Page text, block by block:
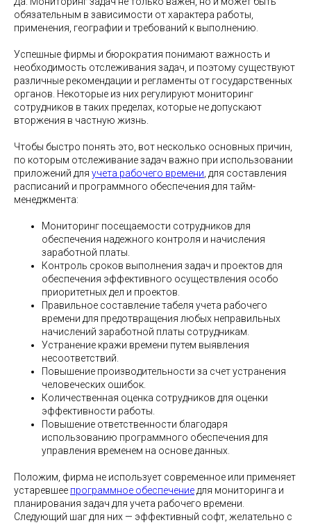
обязательным в зависимости от характера работы,
применения, географии и требований к выполнению.
Успешные фирмы и бюрократия понимают важность и
необходимость отслеживания задач, и поэтому существуют
различные рекомендации и регламенты от государственных
органов. Некоторые из них регулируют мониторинг
сотрудников в таких пределах, которые не допускают
вторжения в частную жизнь.
Чтобы быстро понять это, вот несколько основных причин,
по которым отслеживание задач важно при использовании
приложений для учета рабочего времени , для составления
расписаний и программного обеспечения для тайм-
менеджмента:
Мониторинг посещаемости сотрудников для
обеспечения надежного контроля и начисления
заработной платы.
Контроль сроков выполнения задач и проектов для
обеспечения эффективного осуществления особо
приоритетных дел и проектов.
Правильное составление табеля учета рабочего
времени для предотвращения любых неправильных
начислений заработной платы сотрудникам.
Устранение кражи времени путем выявления
несоответствий.
Повышение производительности за счет устранения
человеческих ошибок.
Количественная оценка сотрудников для оценки
эффективности работы.
Повышение ответственности благодаря
использованию программного обеспечения для
управления временем на основе данных.
Положим, фирма не использует современное или применяет
устаревшее программное обеспечение для мониторинга и
планирования задач для учета рабочего времени.
Следующий шаг для них — эффективный софт, желательно с